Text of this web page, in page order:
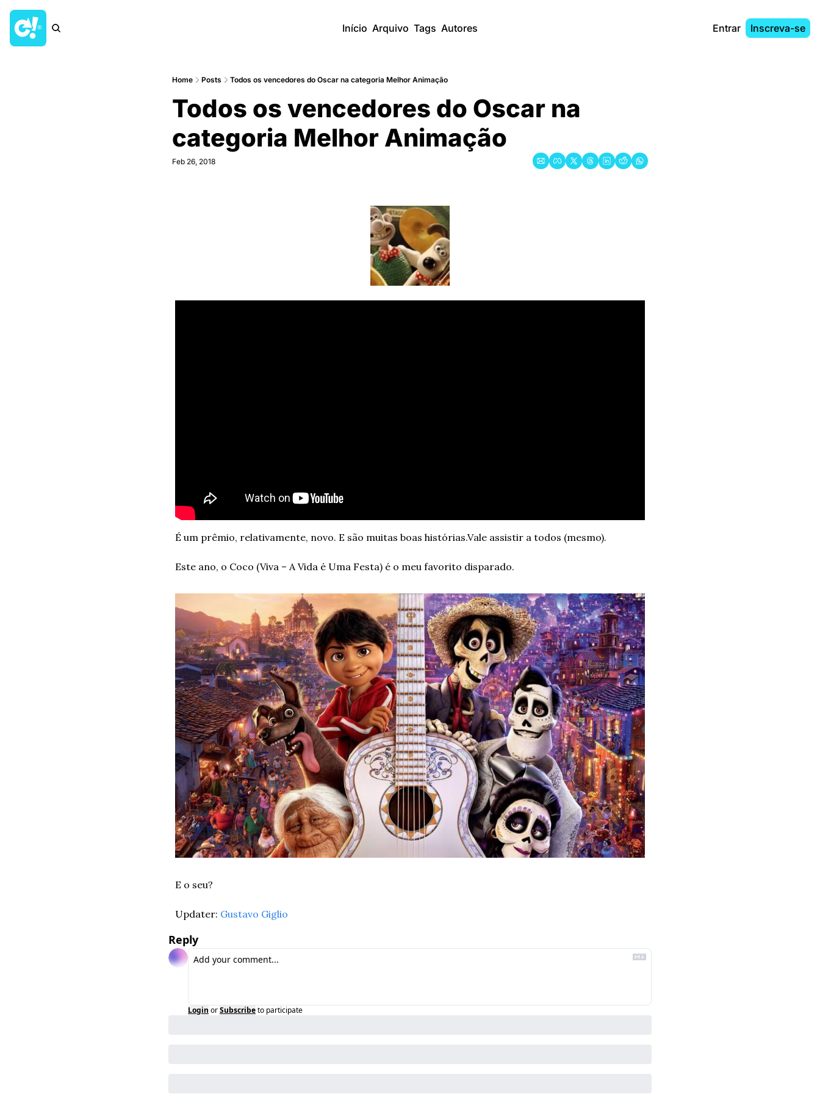
Início Arquivo Tags Autores Entrar Inscreva-se
Home Posts Todos os vencedores do Oscar na categoria Melhor Animação
Todos os vencedores do Oscar na
categoria Melhor Animação
Feb 26, 2018
É um prêmio, relativamente, novo. E são muitas boas histórias.Vale assistir a todos (mesmo).
Este ano, o Coco (Viva – A Vida é Uma Festa) é o meu favorito disparado.
E o seu?
Updater: Gustavo Giglio
Reply
Login orSubscribeto participate